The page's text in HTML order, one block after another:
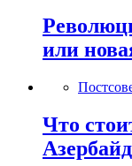
или
Что